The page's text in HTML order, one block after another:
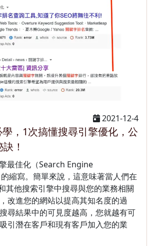
2021-12-4
，1次搞懂搜尋引擎優化，公
！
最佳化（Search Engine
縮寫。簡單來說，這意味著當人們在
其他搜索引擎中搜尋與您的業務相關
改進您的網站以提高其知名度的過
尋結果中的可見度越高，您就越有可
引潛在客戶和現有客戶加入您的業